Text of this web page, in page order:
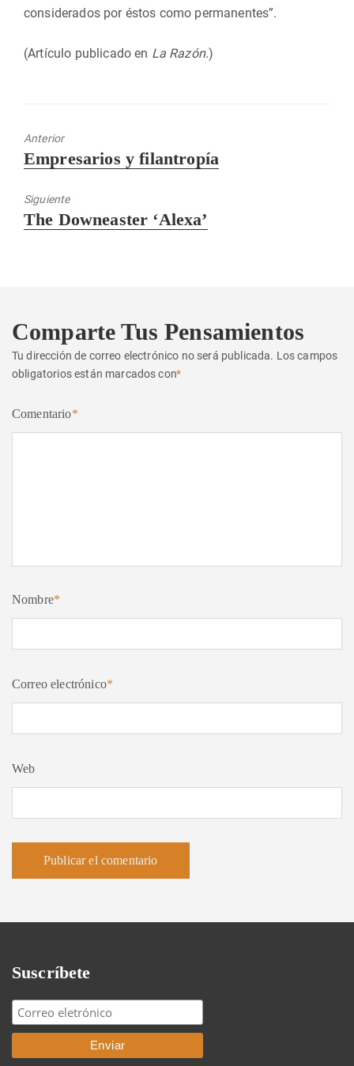
considerados por éstos como permanentes”.
(Artículo publicado en La Razón.)
Anterior
Entrada
Empresarios y filantropía
Siguiente
Entrada
The Downeaster ‘Alexa’
Comparte Tus Pensamientos
Tu dirección de correo electrónico no será publicada. Los campos
obligatorios están marcados con*
Comentario*
Nombre*
Correo electrónico*
Web
Suscríbete